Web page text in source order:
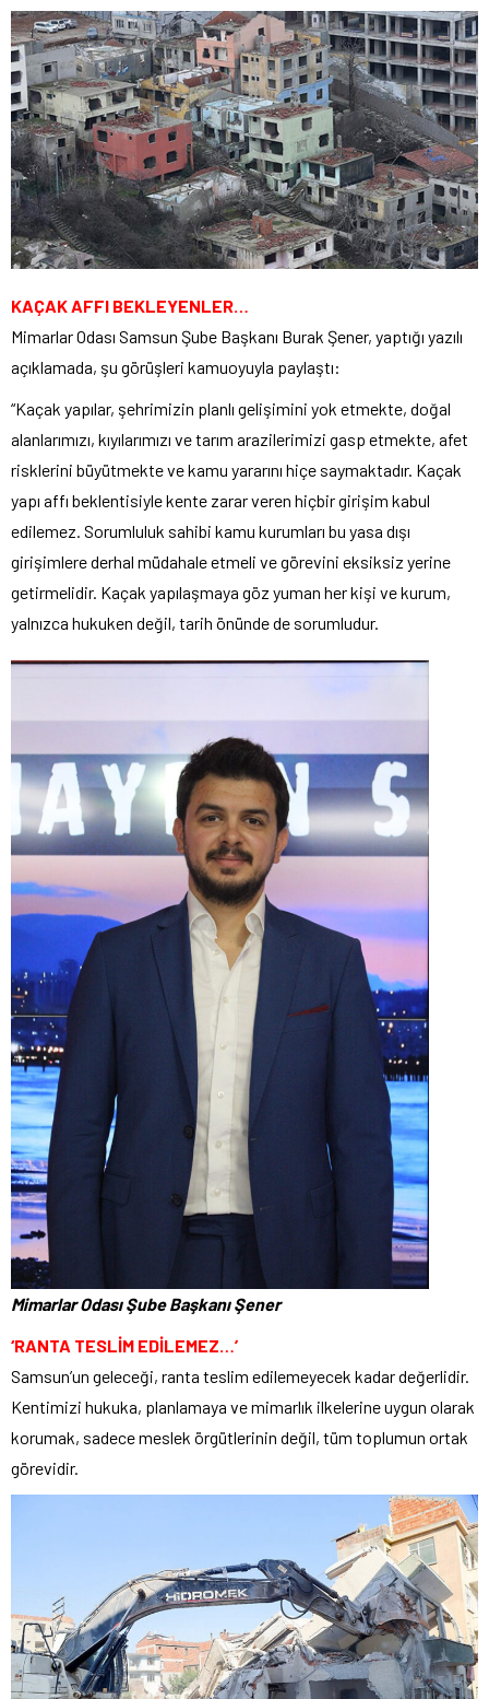
KAÇAK AFFI BEKLEYENLER…
Mimarlar Odası Samsun Şube Başkanı Burak Şener, yaptığı yazılı
açıklamada, şu görüşleri kamuoyuyla paylaştı:
“Kaçak yapılar, şehrimizin planlı gelişimini yok etmekte, doğal
alanlarımızı, kıyılarımızı ve tarım arazilerimizi gasp etmekte, afet
risklerini büyütmekte ve kamu yararını hiçe saymaktadır. Kaçak
yapı affı beklentisiyle kente zarar veren hiçbir girişim kabul
edilemez. Sorumluluk sahibi kamu kurumları bu yasa dışı
girişimlere derhal müdahale etmeli ve görevini eksiksiz yerine
getirmelidir. Kaçak yapılaşmaya göz yuman her kişi ve kurum,
yalnızca hukuken değil, tarih önünde de sorumludur.
Mimarlar Odası Şube Başkanı Şener
‘RANTA TESLİM EDİLEMEZ…’
Samsun’un geleceği, ranta teslim edilemeyecek kadar değerlidir.
Kentimizi hukuka, planlamaya ve mimarlık ilkelerine uygun olarak
korumak, sadece meslek örgütlerinin değil, tüm toplumun ortak
görevidir.